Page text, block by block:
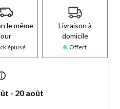
le même
épuisé
Livraison à
domicile
Offert
- 20 août